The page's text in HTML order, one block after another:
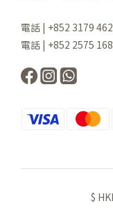
電話 | +852 3179
電話 | +852 2575
$